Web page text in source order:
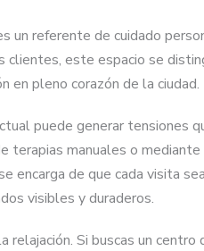
un referente de cuidado
clientes, este espacio se
en pleno corazón de la ciudad.
puede generar tensiones
terapias manuales o
encarga de que cada visita
visibles y duraderos.
relajación. Si buscas un